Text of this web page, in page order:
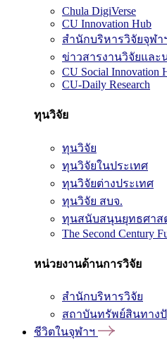
Chula DigiVerse
CU Innovation Hub
สำนักบริหารวิจัยจุฬา
ข่าวสารงานวิจัยและ
CU Social Innovation
CU-Daily Research
ทุนวิจัย
ทุนวิจัย
ทุนวิจัยในประเทศ
ทุนวิจัยต่างประเทศ
ทุนวิจัย สบจ.
ทุนสนับสนุนยุทธศาส
The Second Century
หน่วยงานด้านการวิจัย
สำนักบริหารวิจัย
สถาบันทรัพย์สินทาง
ชีวิตในจุฬาฯ